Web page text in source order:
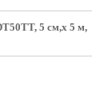
5 см,x 5 м,